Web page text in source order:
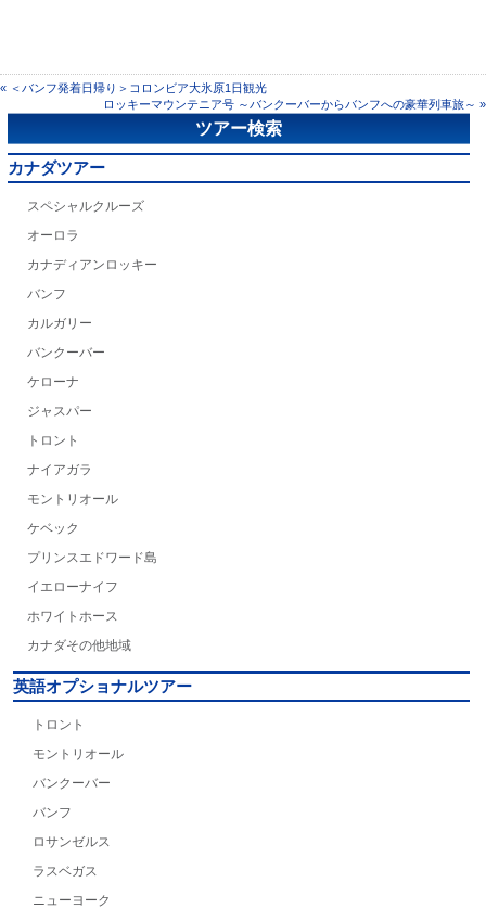
« ＜バンフ発着日帰り＞コロンビア大氷原1日観光
ロッキーマウンテニア号 ～バンクーバーからバンフへの豪華列車旅～ »
ツアー検索
カナダツアー
スペシャルクルーズ
オーロラ
カナディアンロッキー
バンフ
カルガリー
バンクーバー
ケローナ
ジャスパー
トロント
ナイアガラ
モントリオール
ケベック
プリンスエドワード島
イエローナイフ
ホワイトホース
カナダその他地域
英語オプショナルツアー
トロント
モントリオール
バンクーバー
バンフ
ロサンゼルス
ラスベガス
ニューヨーク